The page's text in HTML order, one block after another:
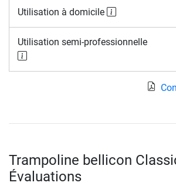
Utilisation à domicile
Utilisation semi-professionnelle
Trampoline bellicon
Évaluations